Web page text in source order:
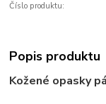
Číslo produktu:
Popis produktu
Kožené opasky